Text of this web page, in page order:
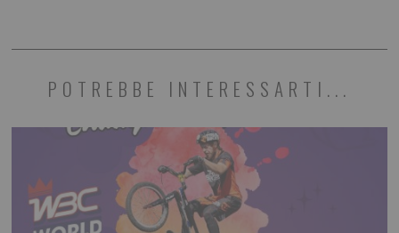
POTREBBE INTERESSARTI...